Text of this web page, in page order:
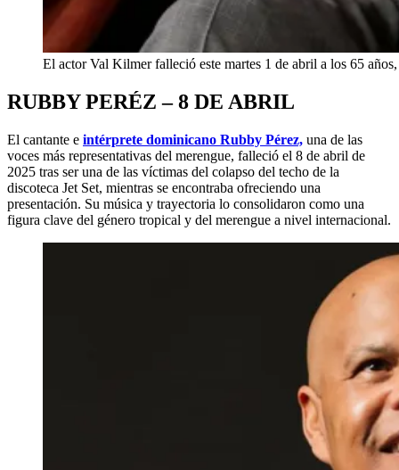
El actor Val Kilmer falleció este martes 1 de abril a los 65
RUBBY PERÉZ – 8 DE ABRIL
El cantante e intérprete dominicano Rubby Pérez, una de las
voces más representativas del merengue, falleció el 8 de abril de
2025 tras ser una de las víctimas del colapso del techo de la
discoteca Jet Set, mientras se encontraba ofreciendo una
presentación. Su música y trayectoria lo consolidaron como una
figura clave del género tropical y del merengue a nivel internacional.